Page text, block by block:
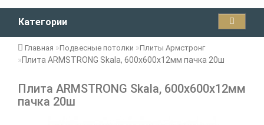
Категории
Главная Подвесные потолки Плиты Армстронг
Плита ARMSTRONG Skala, 600х600х12мм пачка 20ш
Плита ARMSTRONG Skala, 600х600х12мм
пачка 20ш